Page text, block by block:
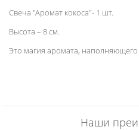
Свеча "Аромат кокоса"- 1 шт.
Высота – 8 см.
Это магия аромата,
Наши